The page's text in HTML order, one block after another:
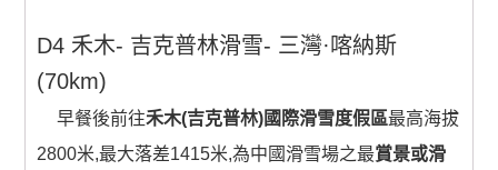
D4 禾木- 吉克普林滑雪- 三灣·喀納斯
(70km)
早餐後前往禾木(吉克普林)國際滑雪度假區最高海拔
2800米,最大落差1415米,為中國滑雪場之最賞景或滑